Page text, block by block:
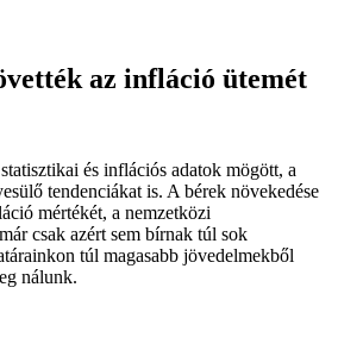
az infláció ütemét
és inflációs adatok mögött, a
tendenciákat is. A bérek növekedése
mértékét, a nemzetközi
csak azért sem bírnak túl sok
túl magasabb jövedelmekből
nálunk.